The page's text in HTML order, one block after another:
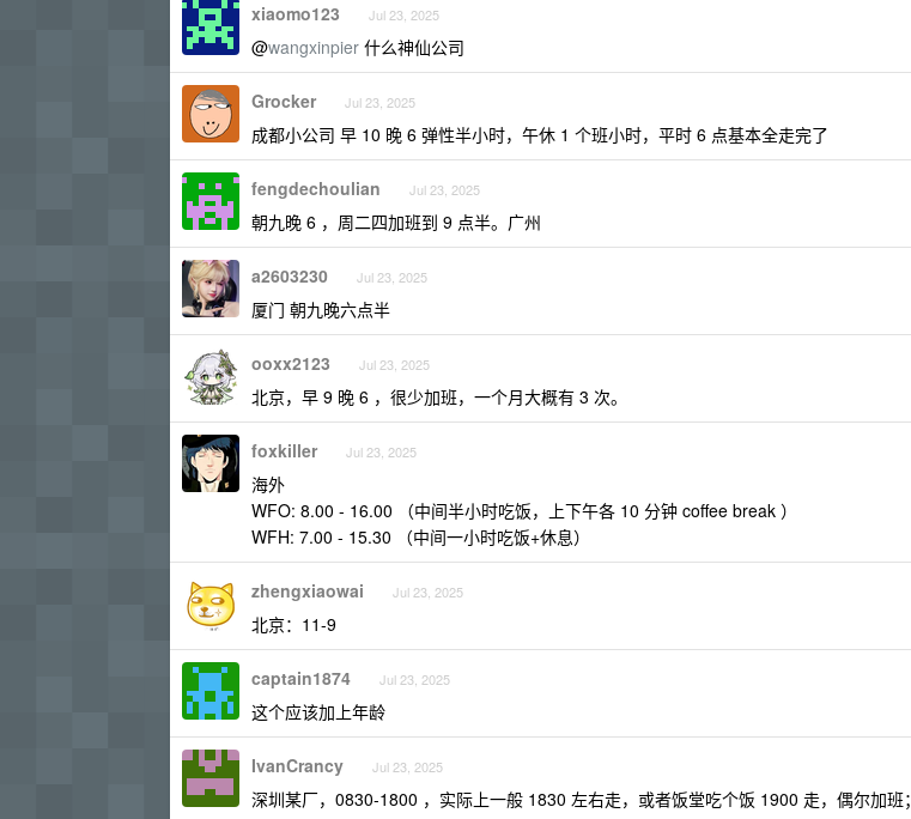
xiaomo123 Jul 23, 2025
@wangxinpier 什么神仙公司
Grocker Jul 23, 2025
成都小公司 早 10 晚 6 弹性半小时，午休 1 个班小时，平时 6 点基本全走完了
fengdechoulian Jul 23, 2025
朝九晚 6 ，周二四加班到 9 点半。广州
a2603230 Jul 23, 2025
厦门 朝九晚六点半
ooxx2123 Jul 23, 2025
北京，早 9 晚 6 ，很少加班，一个月大概有 3 次。
foxkiller Jul 23, 2025
海外
WFO: 8.00 - 16.00 （中间半小时吃饭，上下午各 10 分钟 coffee break ）
WFH: 7.00 - 15.30 （中间一小时吃饭+休息）
zhengxiaowai Jul 23, 2025
北京：11-9
captain1874 Jul 23, 2025
这个应该加上年龄
IvanCrancy Jul 23, 2025
深圳某厂，0830-1800 ，实际上一般 1830 左右走，或者饭堂吃个饭 1900 走，偶尔加班；